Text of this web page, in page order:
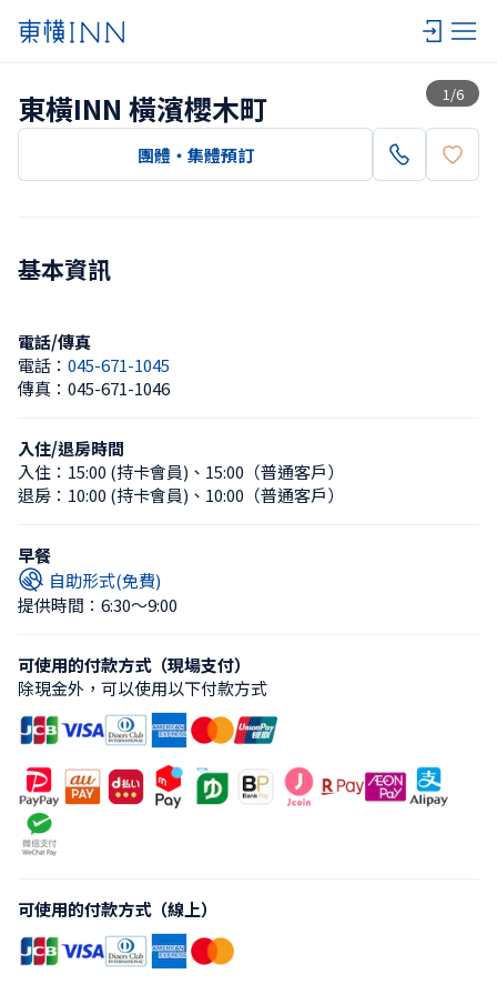
1 /6
查看一覽
東橫INN 橫濱櫻木町
團體・集體預訂
基本資訊
電話/傳真
電話： 045-671-1045
傳真： 045-671-1046
入住/退房時間
入住： 15:00 (持卡會員) 、 15:00（普通客戶）
退房： 10:00 (持卡會員) 、 10:00（普通客戶）
早餐
自助形式(免費)
提供時間：6:30〜9:00
可使用的付款方式（現場支付）
除現金外，可以使用以下付款方式
可使用的付款方式（線上）